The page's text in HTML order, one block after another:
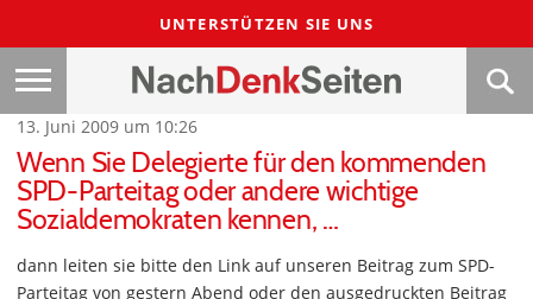
UNTERSTÜTZEN SIE UNS
13. Juni 2009 um 10:26
Wenn Sie Delegierte für den kommenden
SPD-Parteitag oder andere wichtige
Sozialdemokraten kennen, …
dann leiten sie bitte den Link auf unseren Beitrag zum SPD-
Parteitag von gestern Abend oder den ausgedruckten Beitrag